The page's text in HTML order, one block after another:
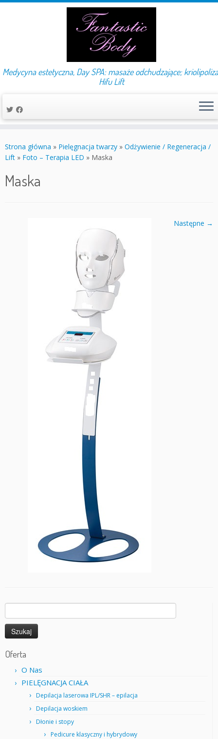
do
treści
Medycyna estetyczna, Day SPA: masaże odchudzające;
Hifu Lift
Strona główna » Pielęgnacja twarzy » Odżywienie / Regeneracja /
Lift » Foto – Terapia LED » Maska
Maska
Następne →
Oferta
O Nas
PIELĘGNACJA CIAŁA
Depilacja laserowa IPL/SHR – epilacja
Depilacja woskiem
Dłonie i stopy
Pedicure klasyczny i hybrydowy